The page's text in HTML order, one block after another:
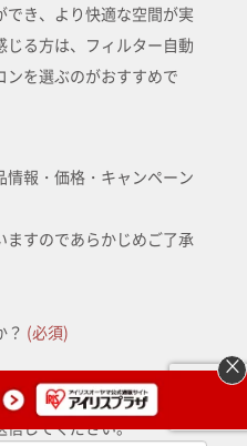
き、より快適な空間が実
る方は、フィルター自動
ンを選ぶのがおすすめで
報・価格・キャンペーン
すのであらかじめご了承
？ (必須)
信してください。
×